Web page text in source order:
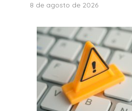
8 de agosto de 2026